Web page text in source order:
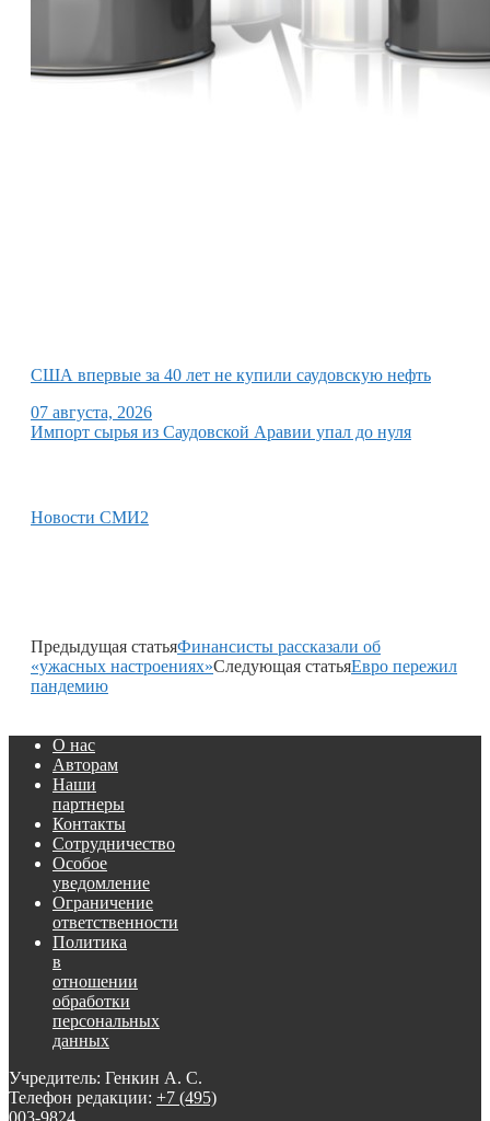
США впервые за 40 лет не купили саудовскую нефть
07 августа, 2026
Импорт сырья из Саудовской Аравии упал до нуля
Новости СМИ2
Предыдущая статьяФинансисты рассказали об
«ужасных настроениях»Следующая статьяЕвро пережил
пандемию
О нас
Авторам
Наши
партнеры
Контакты
Сотрудничество
Особое
уведомление
Ограничение
ответственности
Политика
в
отношении
обработки
персональных
данных
Учредитель: Генкин А. С.
Телефон редакции: +7 (495)
003-9824